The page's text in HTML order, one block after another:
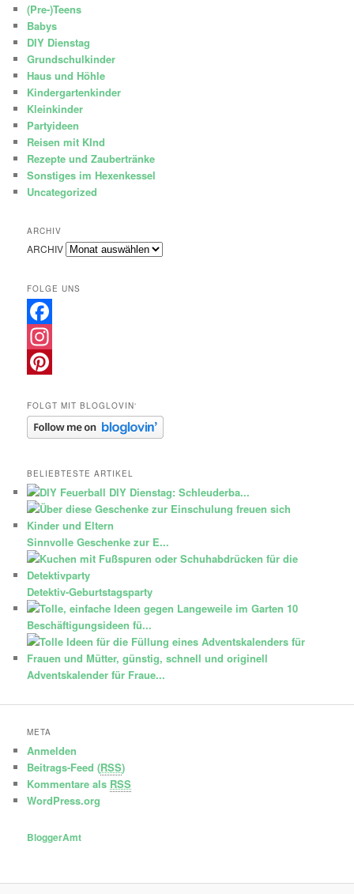
(Pre-)Teens
Babys
DIY Dienstag
Grundschulkinder
Haus und Höhle
Kindergartenkinder
Kleinkinder
Partyideen
Reisen mit KInd
Rezepte und Zaubertränke
Sonstiges im Hexenkessel
Uncategorized
ARCHIV
ARCHIV
FOLGE UNS
Facebook
Instagram
FOLGT MIT BLOGLOVIN‘
BELIEBTESTE ARTIKEL
DIY Dienstag: Schleuderba...
Sinnvolle Geschenke zur E...
Detektiv-Geburtstagsparty
10
Beschäftigungsideen fü...
Adventskalender für Fraue...
META
Anmelden
Beitrags-Feed (RSS)
Kommentare als RSS
WordPress.org
BloggerAmt